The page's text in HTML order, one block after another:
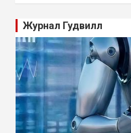
Журнал Гудвилл